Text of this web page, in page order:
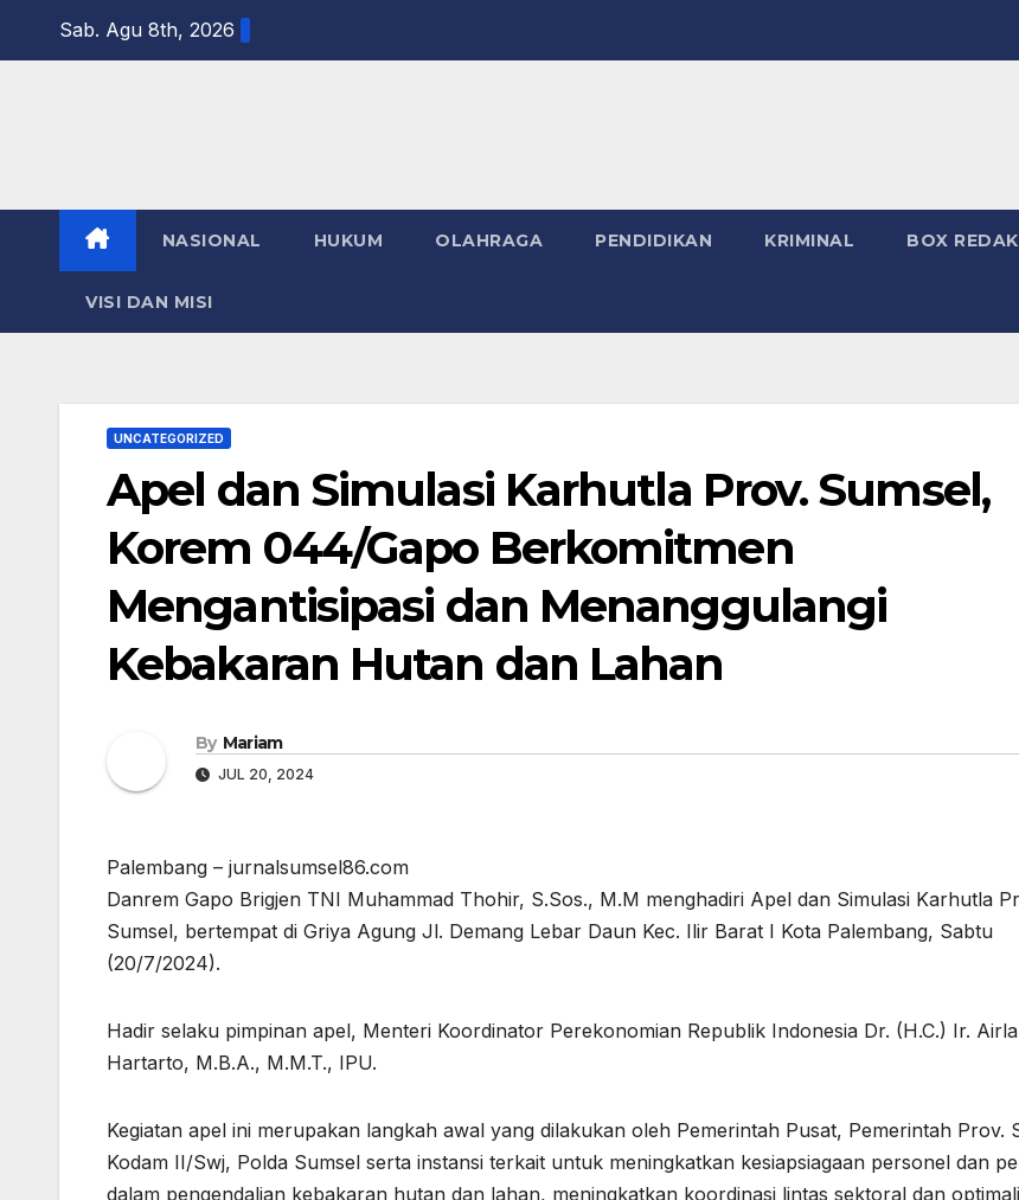
Sab. Agu 8th, 2026
NASIONAL HUKUM OLAHRAGA PENDIDIKAN KRIMINAL BOX
VISI DAN MISI
UNCATEGORIZED
Apel dan Simulasi Karhutla Prov. Sumsel,
Korem 044/Gapo Berkomitmen
Mengantisipasi dan Menanggulangi
Kebakaran Hutan dan Lahan
By Mariam
JUL 20, 2024
Palembang – jurnalsumsel86.com
Danrem Gapo Brigjen TNI Muhammad Thohir, S.Sos., M.M menghadiri Apel dan Simulasi Karhutla
Sumsel, bertempat di Griya Agung Jl. Demang Lebar Daun Kec. Ilir Barat I Kota Palembang, Sabtu
(20/7/2024).
Hadir selaku pimpinan apel, Menteri Koordinator Perekonomian Republik Indonesia Dr. (H.C.) Ir.
Hartarto, M.B.A., M.M.T., IPU.
Kegiatan apel ini merupakan langkah awal yang dilakukan oleh Pemerintah Pusat, Pemerintah Prov.
Kodam II/Swj, Polda Sumsel serta instansi terkait untuk meningkatkan kesiapsiagaan personel dan
dalam pengendalian kebakaran hutan dan lahan, meningkatkan koordinasi lintas sektoral dan